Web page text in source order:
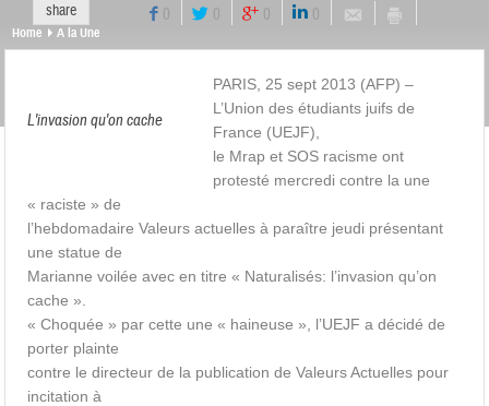
share 0 0 0 0
Home A la Une
L'invasion qu'on cache
PARIS, 25 sept 2013 (AFP) –
L’Union des étudiants juifs de
France (UEJF),
le Mrap et SOS racisme ont
protesté mercredi contre la une
« raciste » de
l’hebdomadaire Valeurs actuelles à paraître jeudi présentant
une statue de
Marianne voilée avec en titre « Naturalisés: l’invasion qu’on
cache ».
« Choquée » par cette une « haineuse », l’UEJF a décidé de
porter plainte
contre le directeur de la publication de Valeurs Actuelles pour
incitation à